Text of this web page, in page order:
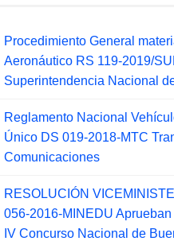
Procedimiento General
Aeronáutico RS 119-2019/
Superintendencia Nacional
Reglamento Nacional
Único DS 019-2018-MTC
Comunicaciones
RESOLUCIÓN
056-2016-MINEDU Aprueban
IV Concurso Nacional de